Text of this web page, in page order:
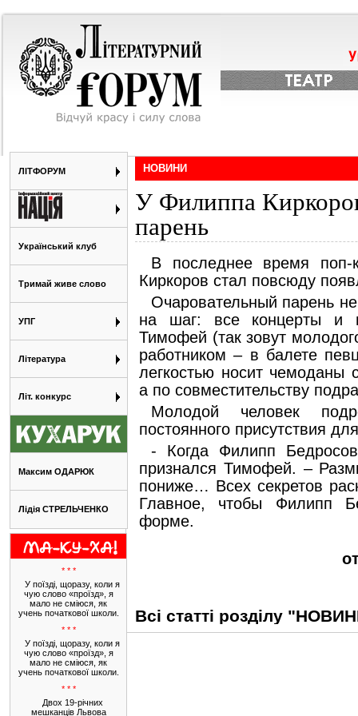
ЛІТФОРУМ
Український клуб
Тримай живе слово
УПГ
Література
Літ. конкурс
Максим ОДАРЮК
Лідія СТРЕЛЬЧЕНКО
* * *
У поїзді, щоразу, коли я
чую слово «проїзд», я
мало не сміюся, як
учень початкової школи.
* * *
У поїзді, щоразу, коли я
чую слово «проїзд», я
мало не сміюся, як
учень початкової школи.
* * *
Двох 19-річних
мешканців Львова
НОВИНИ
У Филиппа
парень
В последнее время поп-
Киркоров стал повсюду
Очаровательный парень
на шаг: все концерты и
Тимофей (так зовут
работником – в балете
легкостью носит чемоданы
а по совместительству
Молодой человек
постоянного присутствия
- Когда Филипп
признался Тимофей. –
пониже… Всех секретов
Главное, чтобы Филипп
форме.
Всі статті розділу